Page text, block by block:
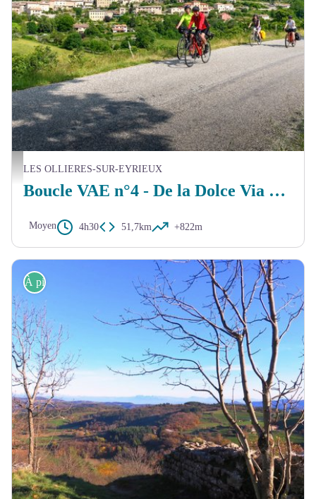
Le village de Chalencon - A. Renaud-Goud - ADT07
LES OLLIERES-SUR-EYRIEUX
Boucle VAE n°4 - De la Dolce Via au Plateau de Vernoux
Moyen 4h30 51,7km +822m
À pied